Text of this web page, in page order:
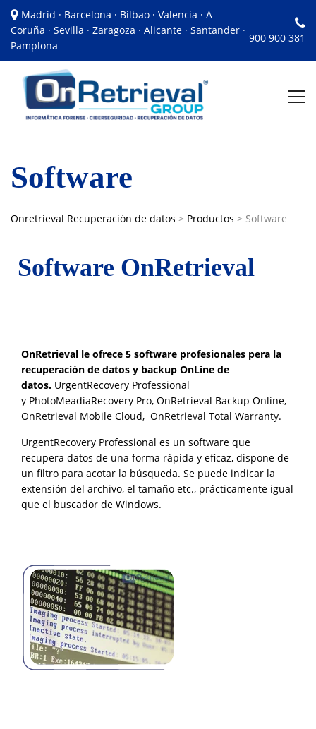
Madrid · Barcelona · Bilbao · Valencia · A
Coruña · Sevilla · Zaragoza · Alicante · Santander ·
Pamplona
900 900 381
Software
Onretrieval Recuperación de datos > Productos > Software
Software OnRetrieval
OnRetrieval le ofrece 5 software profesionales pera la
recuperación de datos y backup OnLine de
datos. UrgentRecovery Professional
y PhotoMeadiaRecovery Pro, OnRetrieval Backup Online,
OnRetrieval Mobile Cloud, OnRetrieval Total Warranty.
UrgentRecovery Professional es un software que
recupera datos de una forma rápida y eficaz, dispone de
un filtro para acotar la búsqueda. Se puede indicar la
extensión del archivo, el tamaño etc., prácticamente igual
que el buscador de Windows.